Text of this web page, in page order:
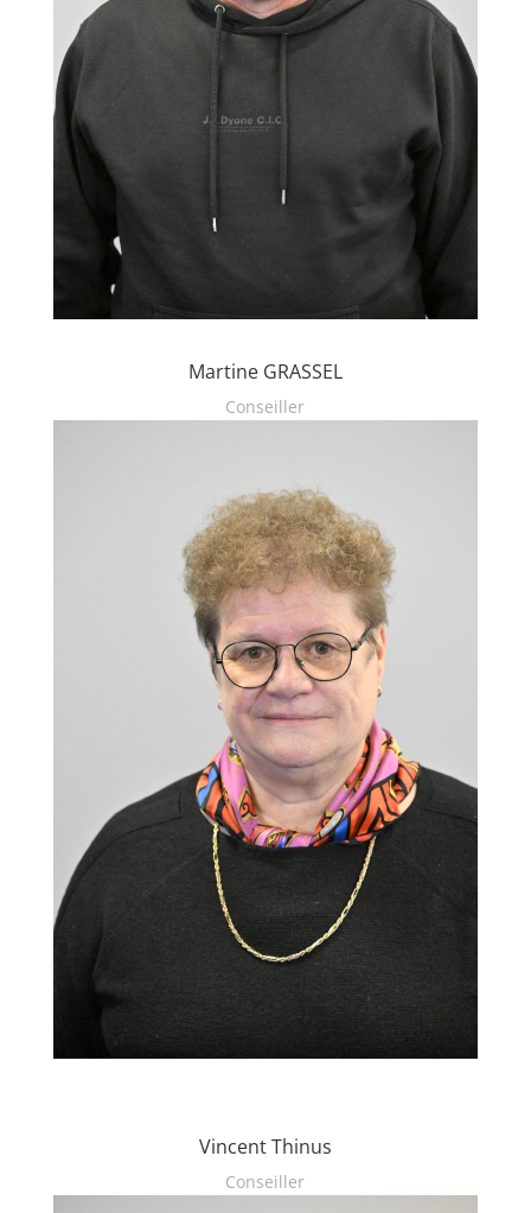
Martine GRASSEL
Conseiller
Vincent Thinus
Conseiller